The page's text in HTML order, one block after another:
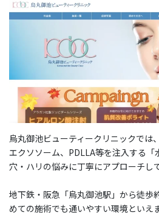
烏丸御池ビューティークリニックでは
エクソソーム、PDLLA等を注入する「
穴・ハリの悩みに丁寧にアプローチし
地下鉄・阪急「烏丸御池駅」から徒歩
めての施術でも通いやすい環境といえま